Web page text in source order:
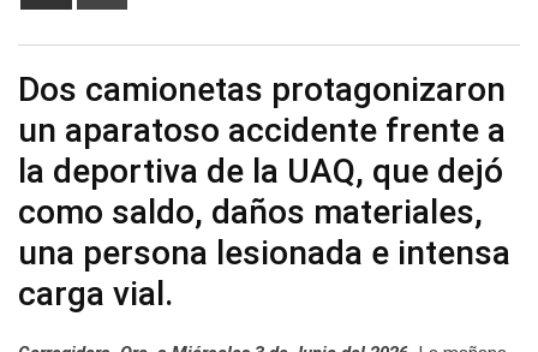
Dos camionetas protagonizaron
un aparatoso accidente frente a
la deportiva de la UAQ, que dejó
como saldo, daños materiales,
una persona lesionada e intensa
carga vial.